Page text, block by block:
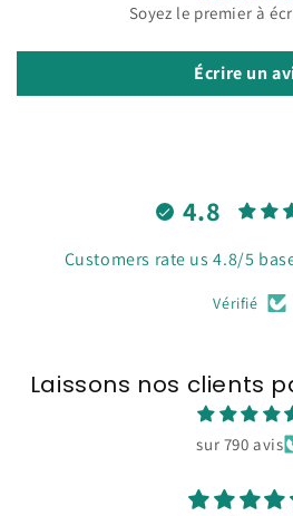
Soyez le premier à
Écrire un
4.8
Customers rate us 4.8/5
Vérifié
Laissons nos clients
sur 790 avis